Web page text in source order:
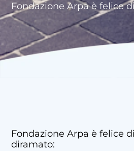
Fondazione Arpa è felice
Fondazione Arpa è felice
diramato: